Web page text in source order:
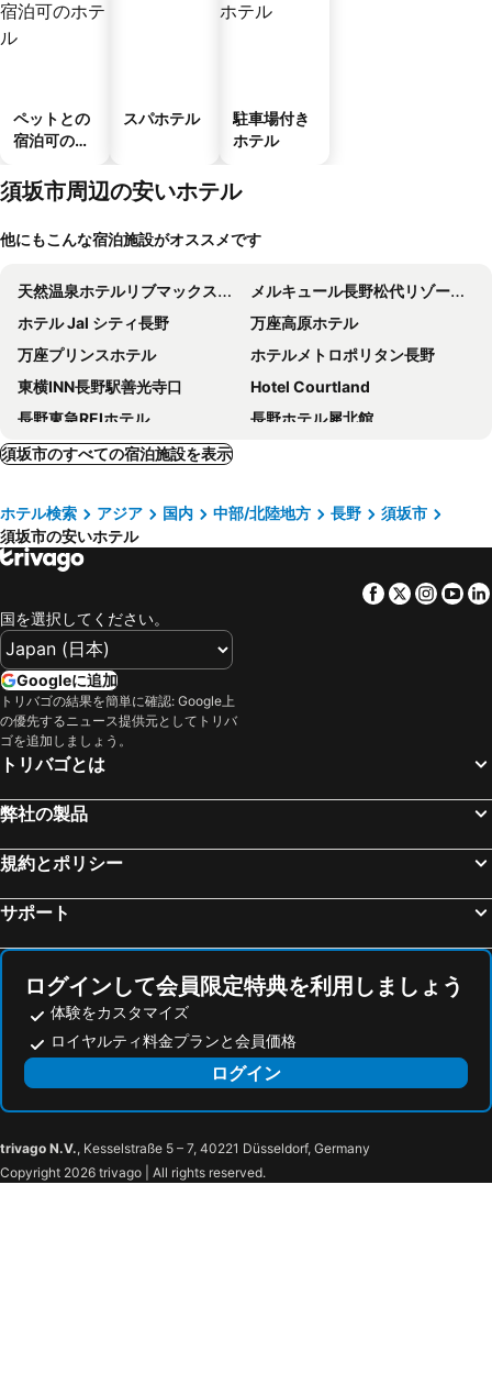
ペットとの
宿泊可のホ
スパホテル
駐車場付き
ホテル
須坂市周辺の安いホテル
他にもこんな宿泊施設がオススメです
天然温泉ホテルリブマックスＰＲＥＭＩＵＭ長野駅前
メルキュール長野松代リゾート＆スパ
ホテル Jal シティ長野
万座高原ホテル
万座プリンスホテル
ホテルメトロポリタン長野
東横INN長野駅善光寺口
Hotel Courtland
長野東急REIホテル
長野ホテル犀北館
ホテルセレクトイン長野
天然温泉 善光の湯 ドーミーイン長野
相鉄フレッサイン 長野駅善光寺口
ホテル国際２１長野
Chateraise Hotel Nagano
チサン グランド 長野
ホテル ニューナガノ
メルキュール長野松代リゾート & スパ
ホテルトレンド長野
万座亭
Hotel Route Inn Suzaka
万座ホテル聚楽
ホテルアベスト長野駅前
ホテルルートイン中野
コンフォートホテル長野
相鉄フレッサイン 長野駅東口
志賀パレスホテル
ルナ・クレール - 大人限定
ホテルルートインコート篠ノ井
Asoviva Nagano Park
T Hotel 竜王
ホテルタガワ
Carnival Princess
シティホテルサンシャインエイト
The Hotel Obuse
The Umenoya Matsukawakan -four Seasons Inspired-
Purejiru Lodge
Sawaemon Ryokan
メルパルク長野
須坂市のすべての宿泊施設を表示
ホテル検索 アジア 国内 中部/北陸地方 長野
須坂市
須坂市の安いホテル
Facebook
Twitter
国を選択してください。
Googleに追加
トリバゴの結果を簡単に確認: Google上
の優先するニュース提供元としてトリバ
ゴを追加しましょう。
トリバゴとは
弊社の製品
規約とポリシー
サポート
ログインして会員限定特典を利用しましょう
体験をカスタマイズ
ロイヤルティ料金プランと会員価格
ログイン
trivago N.V., Kesselstraße 5 – 7, 40221 Düsseldorf, Germany
Copyright 2026 trivago | All rights reserved.